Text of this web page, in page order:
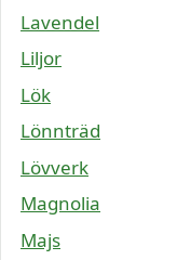
Lavendel
Liljor
Lök
Lönnträd
Lövverk
Magnolia
Majs